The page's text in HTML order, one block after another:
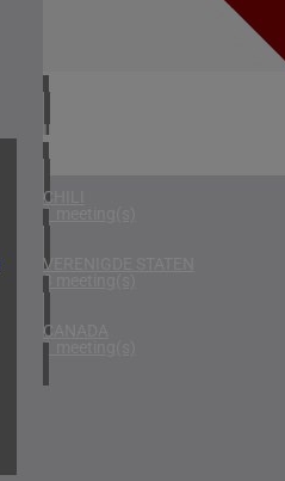
4 meeting(s)
IERLAND
1 meeting(s)
CHILI
1 meeting(s)
VERENIGDE STATEN
3 meeting(s)
CANADA
1 meeting(s)